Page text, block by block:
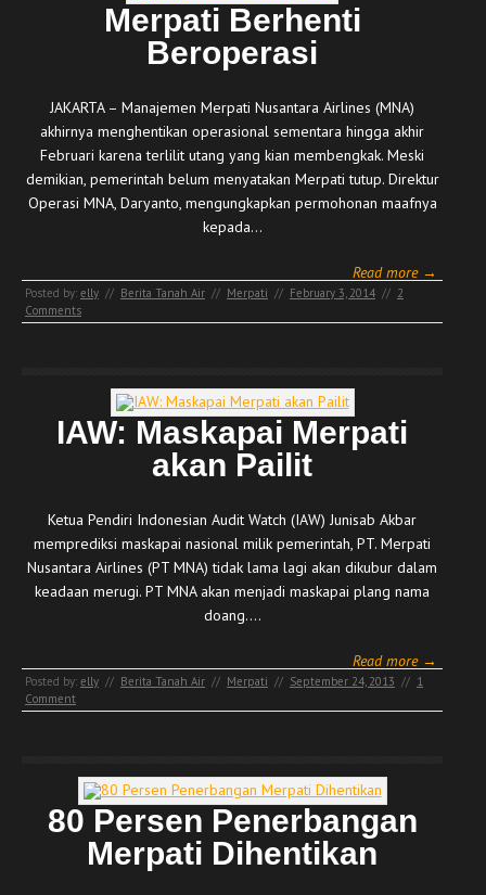
Merpati Berhenti
Beroperasi
JAKARTA – Manajemen Merpati Nusantara Airlines (MNA)
akhirnya menghentikan operasional sementara hingga akhir
Februari karena terlilit utang yang kian membengkak. Meski
demikian, pemerintah belum menyatakan Merpati tutup. Direktur
Operasi MNA, Daryanto, mengungkapkan permohonan maafnya
kepada…
Read more →
Posted by: elly // Berita Tanah Air // Merpati // February 3, 2014 // 2
Comments
IAW: Maskapai Merpati
akan Pailit
Ketua Pendiri Indonesian Audit Watch (IAW) Junisab Akbar
memprediksi maskapai nasional milik pemerintah, PT. Merpati
Nusantara Airlines (PT MNA) tidak lama lagi akan dikubur dalam
keadaan merugi. PT MNA akan menjadi maskapai plang nama
doang.…
Read more →
Posted by: elly // Berita Tanah Air // Merpati // September 24, 2013 // 1
Comment
80 Persen Penerbangan
Merpati Dihentikan